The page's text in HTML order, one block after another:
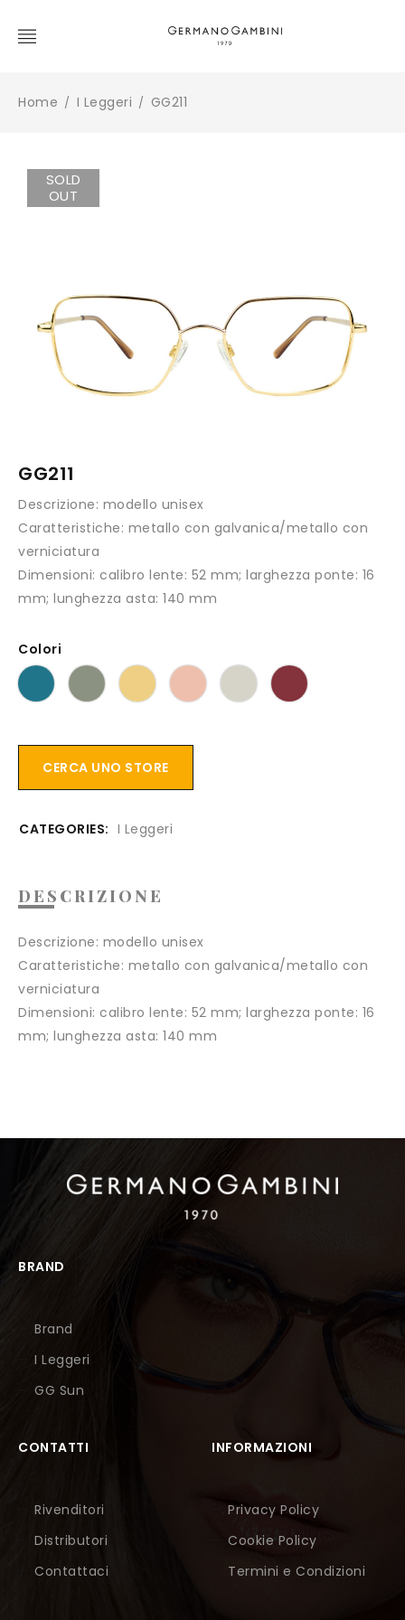
Home / I Leggeri / GG211
SOLD
OUT
GG211
Descrizione: modello unisex
Caratteristiche: metallo con galvanica/metallo con
verniciatura
Dimensioni: calibro lente: 52 mm; larghezza ponte: 16
mm; lunghezza asta: 140 mm
Colori
CERCA UNO STORE
CATEGORIES: I Leggeri
DESCRIZIONE
Descrizione: modello unisex
Caratteristiche: metallo con galvanica/metallo con
verniciatura
Dimensioni: calibro lente: 52 mm; larghezza ponte: 16
mm; lunghezza asta: 140 mm
BRAND
Brand
I Leggeri
GG Sun
CONTATTI
Rivenditori
Distributori
Contattaci
INFORMAZIONI
Privacy Policy
Cookie Policy
Termini e Condizioni